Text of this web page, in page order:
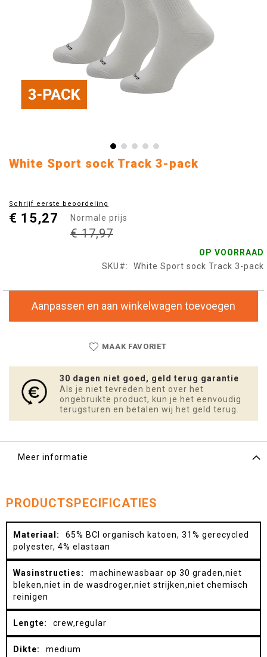
Ga
van
de
White Sport sock Track 3-pack
Schrijf eerste beoordeling
€ 15,27 Normale prijs
€ 17,97
OP VOORRAAD
SKU
White Sport sock Track 3-pack
Aanpassen en aan winkelwagen toevoegen
MAAK FAVORIET
30 dagen niet goed, geld terug garantie
Als je niet tevreden bent over het
ongebruikte product, kun je het eenvoudig
terugsturen en betalen wij het geld terug.
Meer informatie
PRODUCTSPECIFICATIES
informatie
65% BCI organisch katoen, 31% gerecycled
polyester, 4% elastaan
machinewasbaar op 30 graden,niet
bleken,niet in de wasdroger,niet strijken,niet chemisch
reinigen
crew,regular
medium